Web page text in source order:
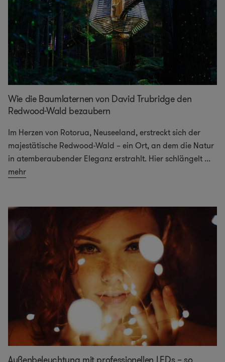
Wie die Baumlaternen von David Trubridge den
Redwood-Wald bezaubern
Im Herzen von Rotorua, Neuseeland, erstreckt sich der
majestätische Redwood-Wald – ein Ort, an dem die Natur
in atemberaubender Eleganz erstrahlt. Hier schlängelt ...
mehr